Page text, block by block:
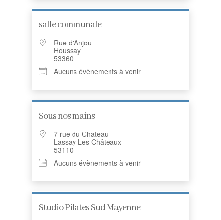
salle communale
Rue d'Anjou
Houssay
53360
Aucuns évènements à venir
Sous nos mains
7 rue du Château
Lassay Les Châteaux
53110
Aucuns évènements à venir
Studio Pilates Sud Mayenne